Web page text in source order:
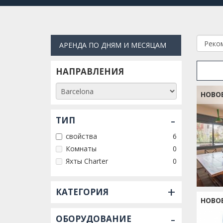
АРЕНДА ПО ДНЯМ И МЕСЯЦАМ
НАПРАВЛЕНИЯ
ТИП -
свойства
6
Комнаты
0
Яхты Charter
0
КАТЕГОРИЯ +
ОБОРУДОВАНИЕ -